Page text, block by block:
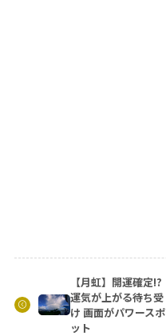
【月虹】開運確定!?
運気が上がる待ち受
け 画面がパワースポ
ット